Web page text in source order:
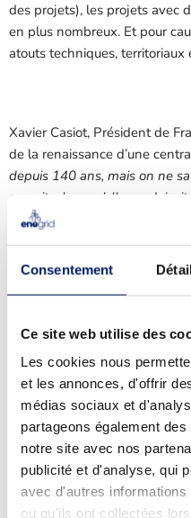
Consentement
Ce site web utilise des
Les cookies nous
et les annonces, d'offrir
médias sociaux et
partageons également
notre site avec nos
publicité et d'analyse, qui
avec d'autres
ou qu'ils ont collectées
des projets), les projets avec
en plus nombreux. Et pour
atouts techniques, territoriaux
Xavier Casiot, Président de
de la renaissance d’une
depuis 140 ans, mais on ne
servait, alors qu’elle
an. L’autoconsommation
village de se la réapproprier».
l’autoconsommation
technique, car la courbe de
donc en termes de gestion
De plus,les centrales sont
chute et de l’eau, donc au
Sur la partie réseau,